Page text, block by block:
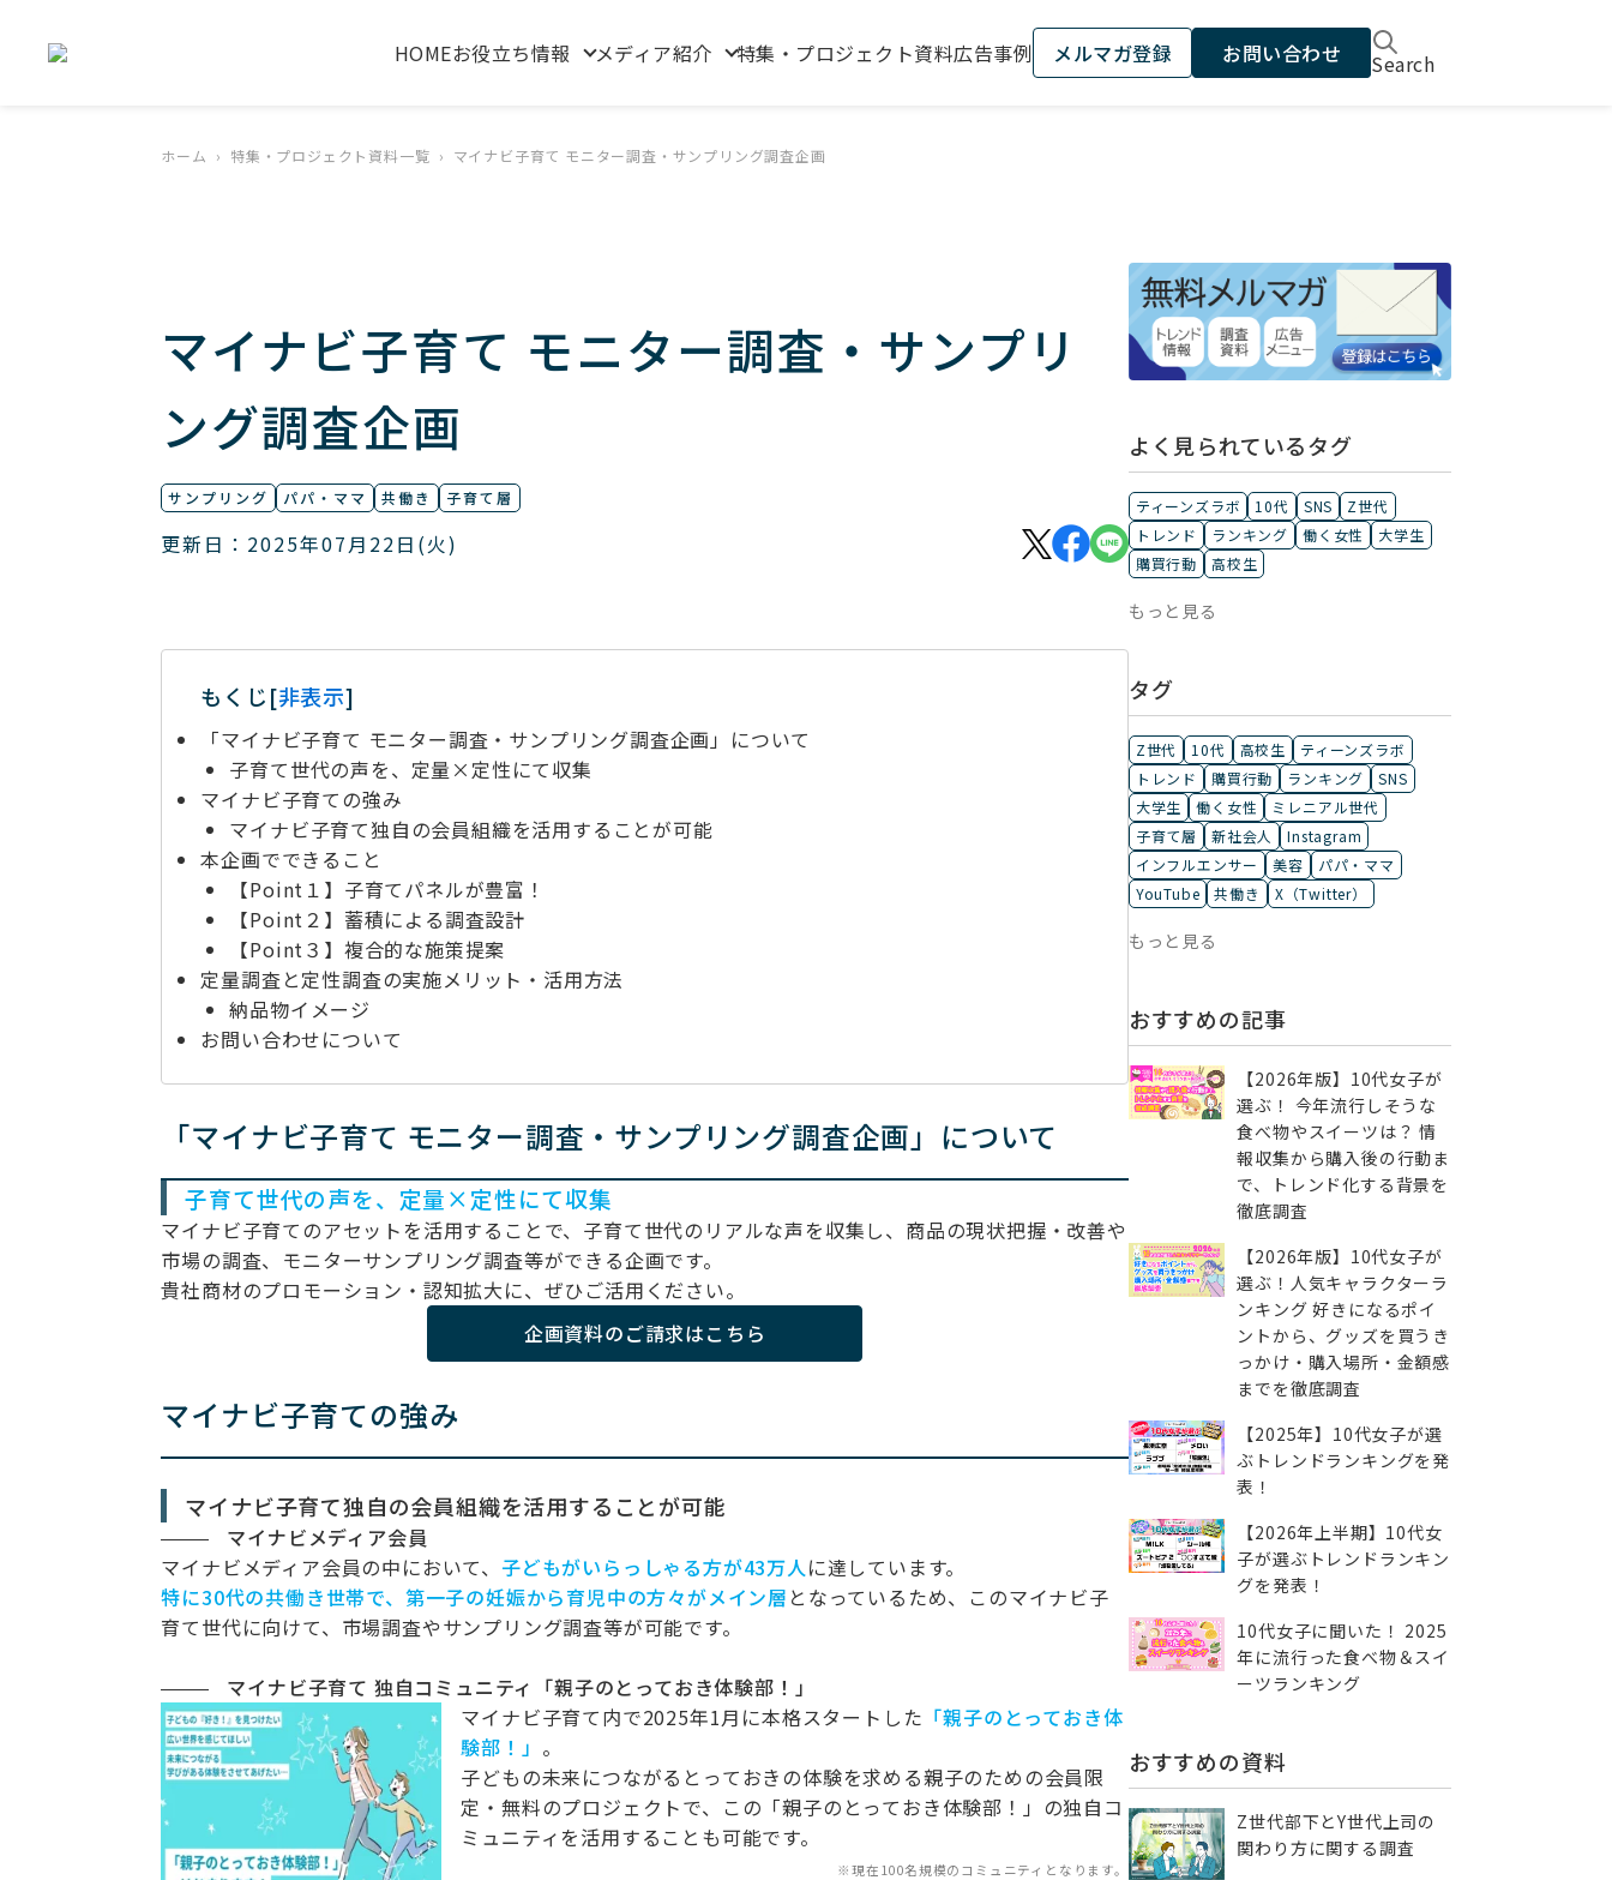
HOMEお役立ち情報 メディア紹介 特集・プロジェクト資料広告事例 メルマガ登録 お問い合わせ Search
ホーム 特集・プロジェクト資料一覧 マイナビ子育て モニター調査・サンプリング調査企画
マイナビ子育て モニター調査・サンプリ
ング調査企画
サンプリング パパ・ママ 共働き 子育て層
更新日：2025年07月22日(火)
もくじ[非表示]
「マイナビ子育て モニター調査・サンプリング調査企画」について
子育て世代の声を、定量×定性にて収集
マイナビ子育ての強み
マイナビ子育て独自の会員組織を活用することが可能
本企画でできること
【Point１】子育てパネルが豊富！
【Point２】蓄積による調査設計
【Point３】複合的な施策提案
定量調査と定性調査の実施メリット・活用方法
納品物イメージ
お問い合わせについて
「マイナビ子育て モニター調査・サンプリング調査企画」について
子育て世代の声を、定量×定性にて収集
マイナビ子育てのアセットを活用することで、子育て世代のリアルな声を収集し、商品の現状把握・改善や
市場の調査、モニターサンプリング調査等ができる企画です。
貴社商材のプロモーション・認知拡大に、ぜひご活用ください。
企画資料のご請求はこちら
マイナビ子育ての強み
マイナビ子育て独自の会員組織を活用することが可能
マイナビメディア会員
マイナビメディア会員の中において、子どもがいらっしゃる方が43万人に達しています。
特に30代の共働き世帯で、第一子の妊娠から育児中の方々がメイン層 となっているため、このマイナビ子
育て世代に向けて、市場調査やサンプリング調査等が可能です。
マイナビ子育て 独自コミュニティ「親子のとっておき体験部！」
マイナビ子育て内で2025年1月に本格スタートした 「親子のとっておき体
験部！」 。
子どもの未来につながるとっておきの体験を求める親子のための会員限
定・無料のプロジェクトで、この「親子のとっておき体験部！」の独自コ
ミュニティを活用することも可能です。
※現在100名規模のコミュニティとなります。
よく見られているタグ
ティーンズラボ 10代 SNS
Z世代
トレンド
ランキング 働く女性
大学生
購買行動
高校生
もっと見る
タグ
Z世代 10代 高校生
ティーンズラボ
トレンド
購買行動 ランキング
SNS
大学生
働く女性
ミレニアル世代
子育て層
新社会人
Instagram
インフルエンサー
美容
パパ・ママ
YouTube
共働き X（Twitter）
もっと見る
おすすめの記事
【2026年版】10代女子が
選ぶ！ 今年流行しそうな
食べ物やスイーツは？ 情
報収集から購入後の行動ま
で、トレンド化する背景を
徹底調査
【2026年版】10代女子が
選ぶ！人気キャラクターラ
ンキング 好きになるポイ
ントから、グッズを買うき
っかけ・購入場所・金額感
までを徹底調査
【2025年】10代女子が選
ぶトレンドランキングを発
表！
【2026年上半期】10代女
子が選ぶトレンドランキン
グを発表！
10代女子に聞いた！ 2025
年に流行った食べ物＆スイ
ーツランキング
おすすめの資料
Z世代部下とY世代上司の
関わり方に関する調査